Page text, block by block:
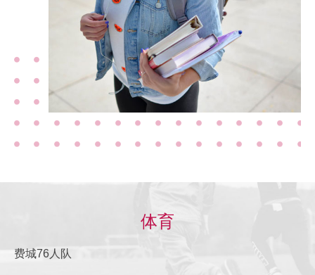
体育
费城76人队